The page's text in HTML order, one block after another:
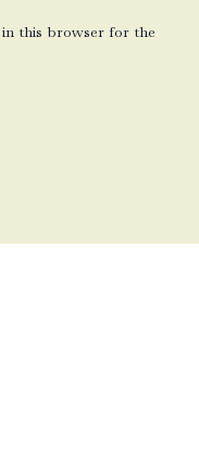
in this browser for the